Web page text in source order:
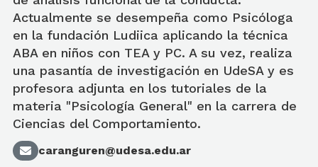
Actualmente se desempeña como Psicóloga
en la fundación Ludiica aplicando la técnica
ABA en niños con TEA y PC. A su vez, realiza
una pasantía de investigación en UdeSA y es
profesora adjunta en los tutoriales de la
materia "Psicología General" en la carrera de
Ciencias del Comportamiento.
caranguren@udesa.edu.ar